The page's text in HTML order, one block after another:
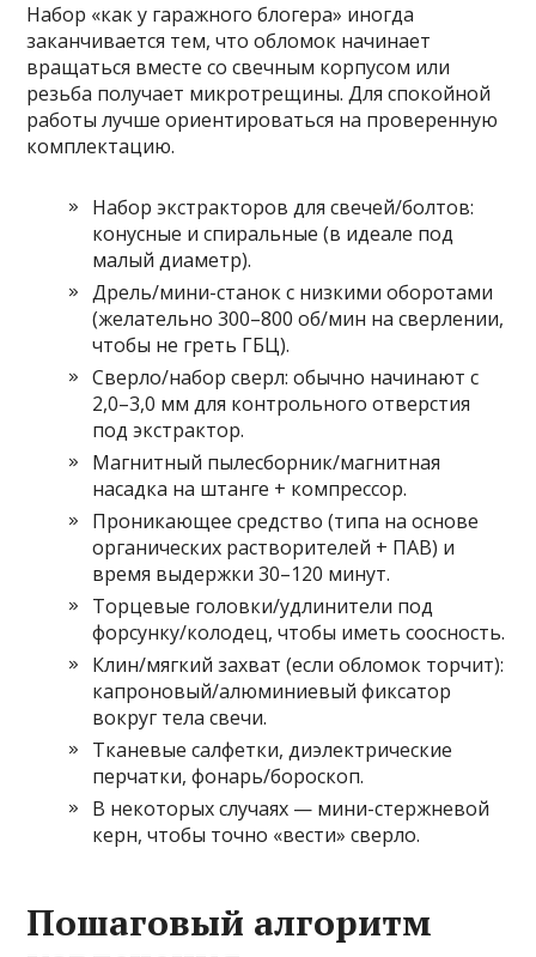
Набор «как у гаражного блогера» иногда
заканчивается тем, что обломок начинает
вращаться вместе со свечным корпусом или
резьба получает микротрещины. Для спокойной
работы лучше ориентироваться на проверенную
комплектацию.
Набор экстракторов для свечей/болтов:
конусные и спиральные (в идеале под
малый диаметр).
Дрель/мини-станок с низкими оборотами
(желательно 300–800 об/мин на сверлении,
чтобы не греть ГБЦ).
Сверло/набор сверл: обычно начинают с
2,0–3,0 мм для контрольного отверстия
под экстрактор.
Магнитный пылесборник/магнитная
насадка на штанге + компрессор.
Проникающее средство (типа на основе
органических растворителей + ПАВ) и
время выдержки 30–120 минут.
Торцевые головки/удлинители под
форсунку/колодец, чтобы иметь соосность.
Клин/мягкий захват (если обломок торчит):
капроновый/алюминиевый фиксатор
вокруг тела свечи.
Тканевые салфетки, диэлектрические
перчатки, фонарь/бороскоп.
В некоторых случаях — мини-стержневой
керн, чтобы точно «вести» сверло.
Пошаговый алгоритм